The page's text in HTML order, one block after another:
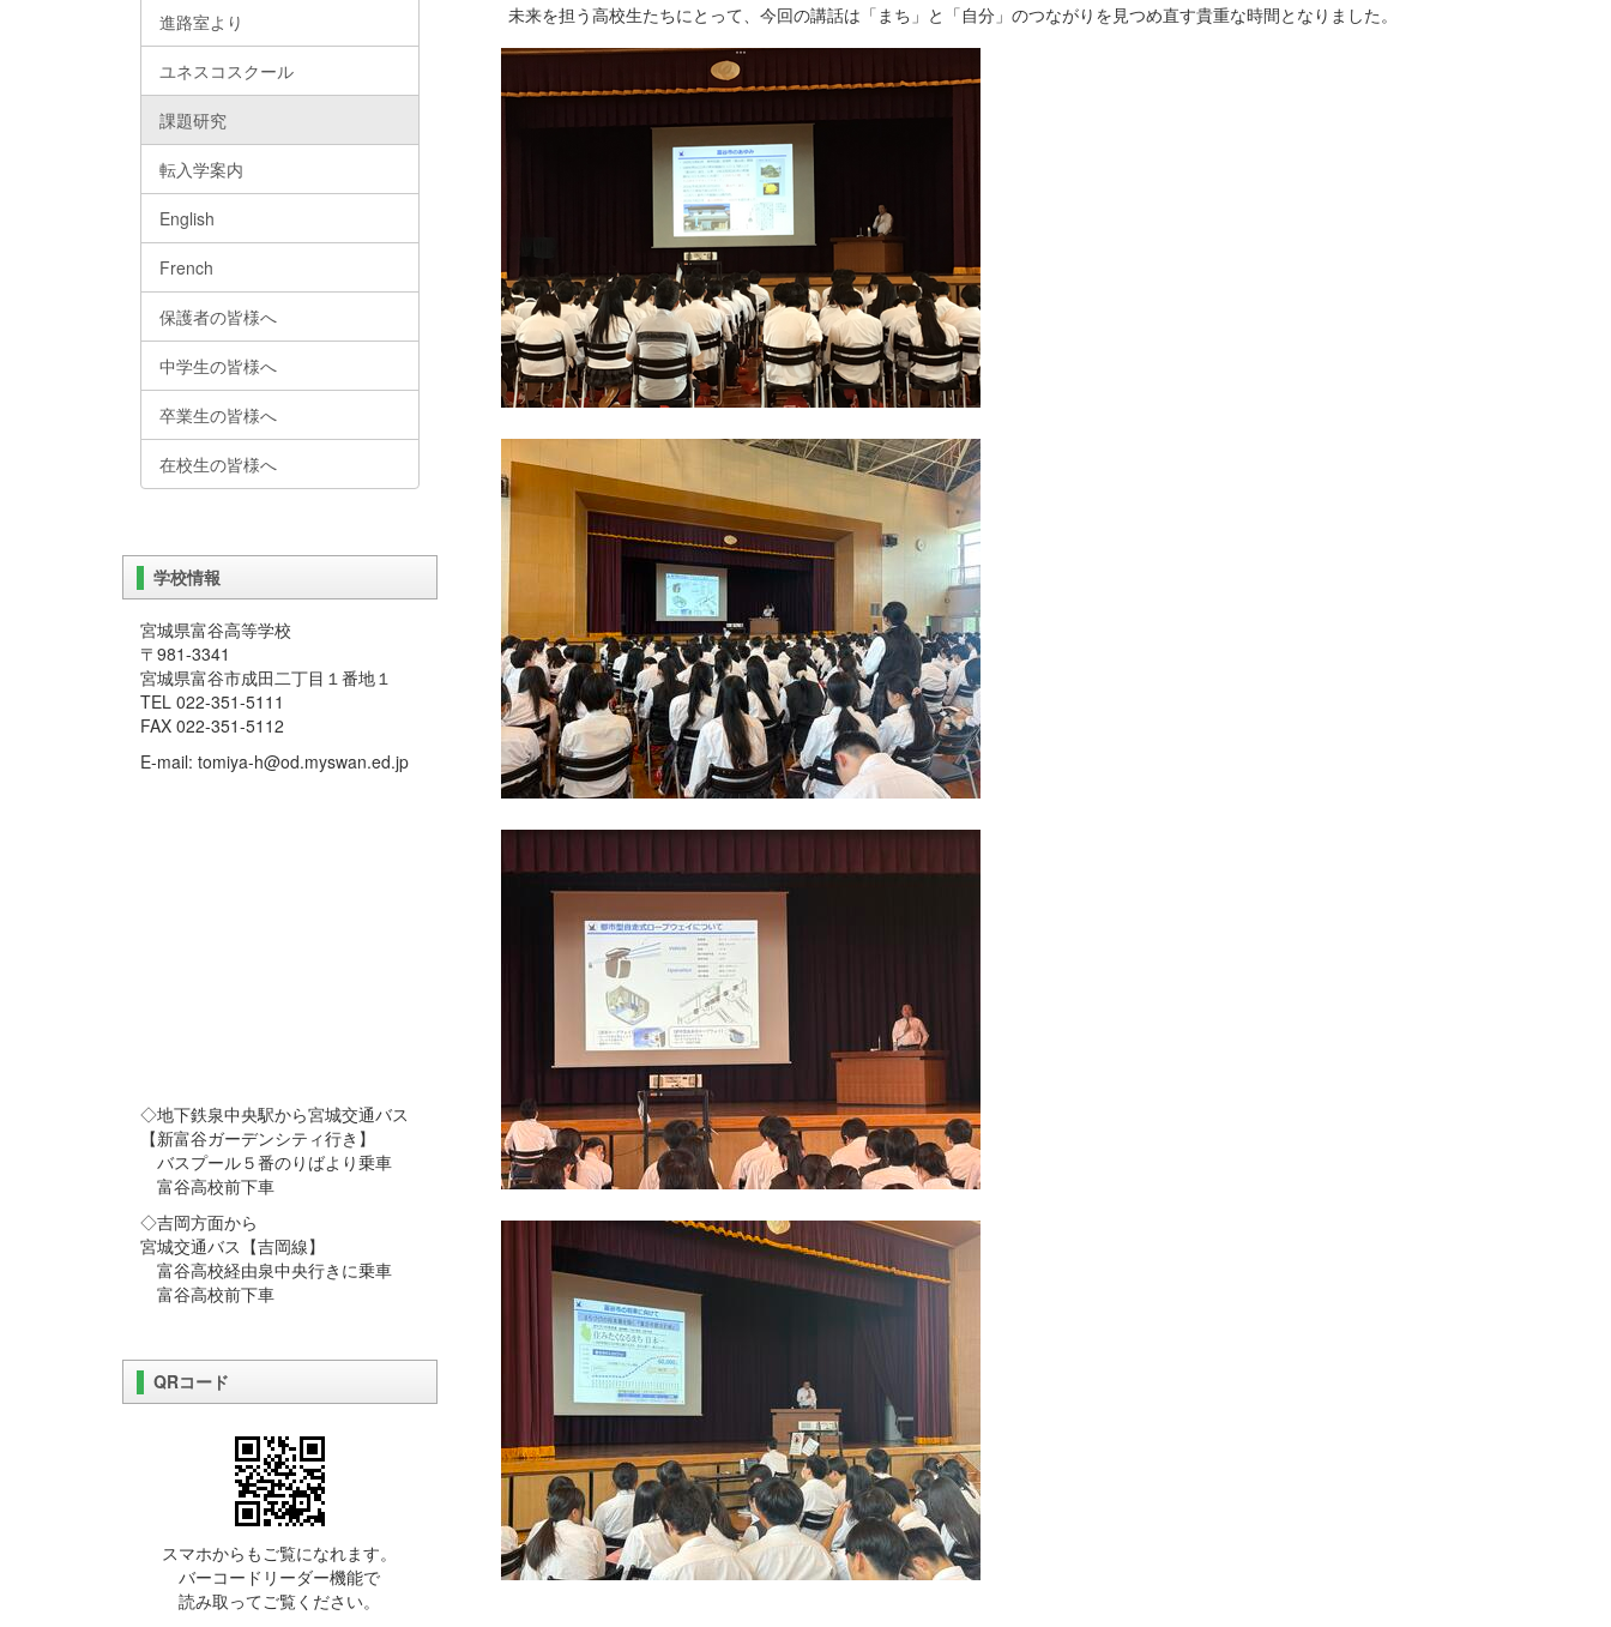
未来を担う高校生たちにとって、今回の講話は「まち」と「自分」のつながりを見つめ直す貴重な時間となりました。
進路室より
ユネスコスクール
課題研究
転入学案内
English
French
保護者の皆様へ
中学生の皆様へ
卒業生の皆様へ
在校生の皆様へ
学校情報
宮城県富谷高等学校
〒981-3341
宮城県富谷市成田二丁目１番地１
TEL 022-351-5111
FAX 022-351-5112
E-mail: tomiya-h@od.myswan.ed.jp
◇地下鉄泉中央駅から宮城交通バス
【新富谷ガーデンシティ行き】
バスプール５番のりばより乗車
富谷高校前下車
◇吉岡方面から
宮城交通バス【吉岡線】
富谷高校経由泉中央行きに乗車
富谷高校前下車
QRコード
スマホからもご覧になれます。
バーコードリーダー機能で
読み取ってご覧ください。